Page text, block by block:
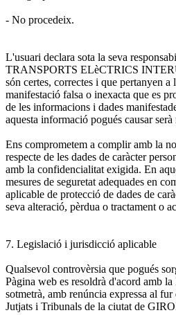
- No procedeix.
L'usuari declara sota la seva
TRANSPORTS ELèCTRICS
són certes, correctes i que pertanyen a
manifestació falsa o inexacta que es
de les informacions i dades
aquesta informació pogués causar
Ens comprometem a complir amb la
respecte de les dades de caràcter
amb la confidencialitat exigida. En
mesures de seguretat adequades en
aplicable de protecció de dades de
seva alteració, pèrdua o tractament o
7. Legislació i jurisdicció aplicable
Qualsevol controvèrsia que pogués
Pàgina web es resoldrà d'acord amb
sotmetrà, amb renúncia expressa al
Jutjats i Tribunals de la ciutat de